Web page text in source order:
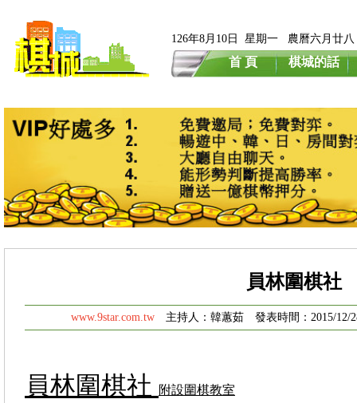
126年8月10日 星期一 農曆六月廿八
首 頁 棋城的話
員林圍棋社
www.9star.com.tw主持人：韓蕙茹 發表時間：2015/
員林圍棋社
附設圍棋教室